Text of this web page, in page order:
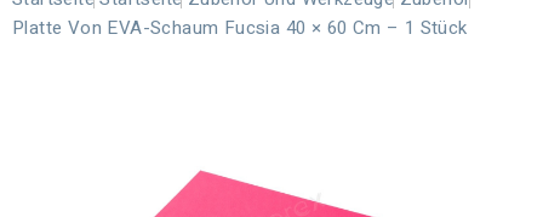
Platte Von EVA-Schaum Fucsia 40 × 60 Cm – 1 Stück